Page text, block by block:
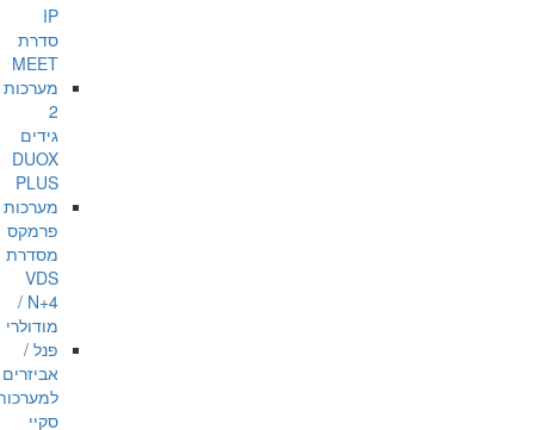
IP
סדרת
MEET
מערכות
2
גידים
DUOX
PLUS
מערכות
פרמקס
מסדרת
VDS
/ N+4
מודולרי
פנל /
אביזרים
סקיי